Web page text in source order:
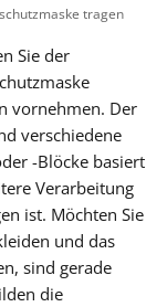
tragen
Sie der
vornehmen. Der
verschiedene
-Blöcke basiert
Verarbeitung
ist. Möchten Sie
und das
sind gerade
die